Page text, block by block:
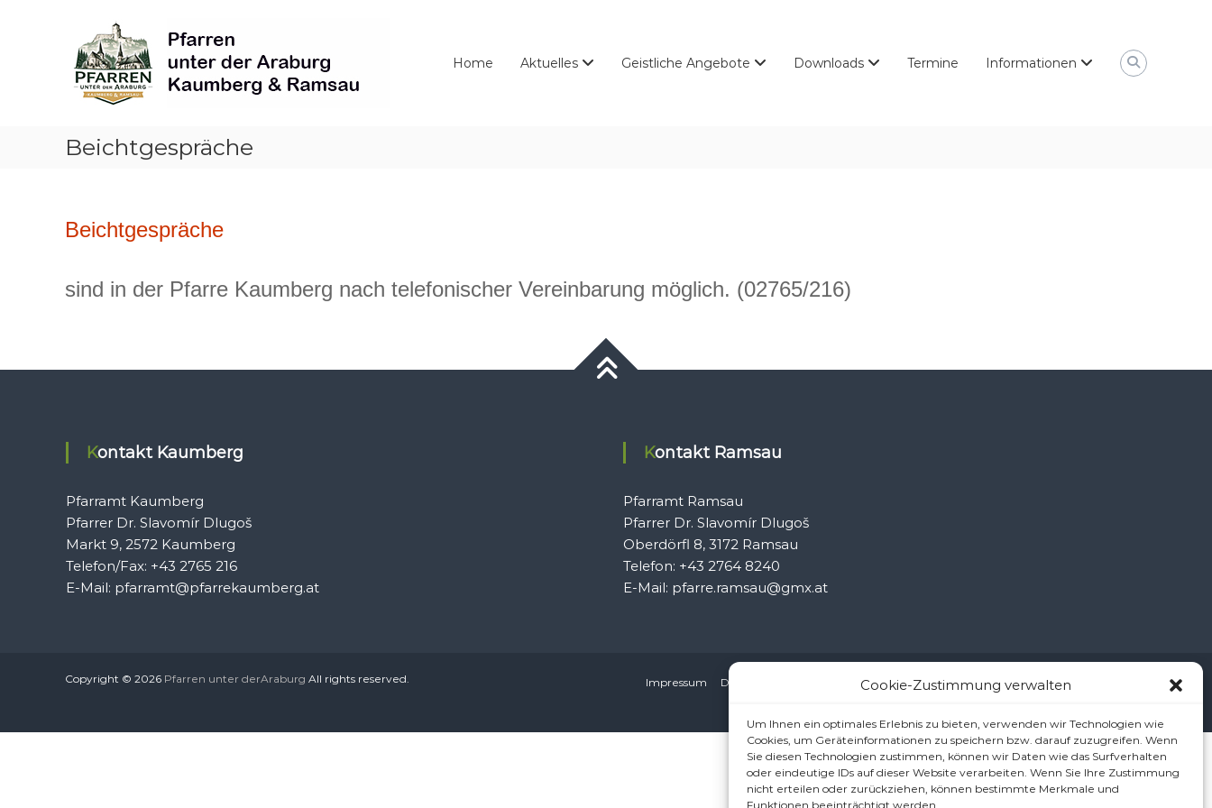
Cookie-Zustimmung verwalten
Um Ihnen ein optimales Erlebnis zu bieten, verwenden wir Technologien wie
Cookies, um Geräteinformationen zu speichern bzw. darauf zuzugreifen. Wenn
Sie diesen Technologien zustimmen, können wir Daten wie das Surfverhalten
oder eindeutige IDs auf dieser Website verarbeiten. Wenn Sie Ihre Zustimmung
nicht erteilen oder zurückziehen, können bestimmte Merkmale und
Funktionen beeinträchtigt werden.
Pfarren
unter
derAraburg
in
Kaumberg
Home Aktuelles Geistliche Angebote Downloads Termine Informationen
Beichtgespräche
Beichtgespräche
sind in der Pfarre Kaumberg nach telefonischer Vereinbarung möglich. (02765/216)
Kontakt Kaumberg
Pfarramt Kaumberg
Pfarrer Dr. Slavomír Dlugoš
Markt 9, 2572 Kaumberg
Telefon/Fax: +43 2765 216
E-Mail: pfarramt@pfarrekaumberg.at
Kontakt Ramsau
Pfarramt Ramsau
Pfarrer Dr. Slavomír Dlugoš
Oberdörfl 8, 3172 Ramsau
Telefon: +43 2764 8240
E-Mail: pfarre.ramsau@gmx.at
Copyright © 2026 Pfarren unter derAraburg All rights reserved. Impressum Datenschutzerklärung/Haftungsausschluss (Disclaimer) Cookie-Richtlinie (EU)